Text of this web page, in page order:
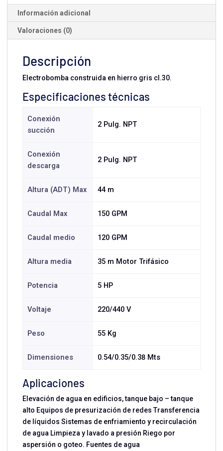
Información adicional
Valoraciones (0)
Descripción
Electrobomba construida en hierro gris cl.30.
Especificaciones técnicas
Conexión
succión
2 Pulg. NPT
Conexión
descarga
2 Pulg. NPT
Altura (ADT) Max 44 m
Caudal Max 150 GPM
Caudal medio 120 GPM
Altura media 35 m Motor Trifásico
Potencia 5 HP
Voltaje 220/440 V
Peso 55 Kg
Dimensiones 0.54/0.35/0.38 Mts
Aplicaciones
Elevación de agua en edificios, tanque bajo – tanque
alto Equipos de presurización de redes Transferencia
de líquidos Sistemas de enfriamiento y recirculación
de agua Limpieza y lavado a presión Riego por
aspersión o goteo. Fuentes de agua